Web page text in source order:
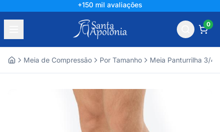
+150 mil avaliações
0
Meia de Compressão Por Tamanho Meia Panturrilha 3/4